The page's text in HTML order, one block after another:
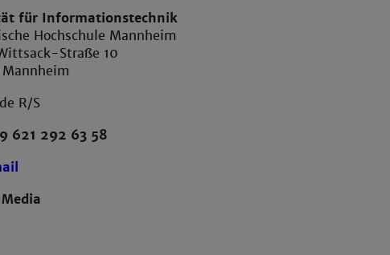
für Informationstechnik
Hochschule Mannheim
Straße 10
R/S
621 292 63 58